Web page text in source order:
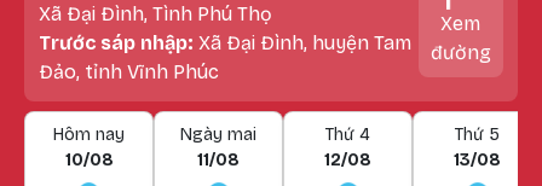
Xã Đại Đình, Tình Phú Thọ
Trước sáp nhập: Xã Đại Đình, huyện Tam
Đảo, tỉnh Vĩnh Phúc
Xem
đường
Hôm nay
10/08
Ngày mai
11/08
Thứ 4
12/08
Thứ 5
13/08